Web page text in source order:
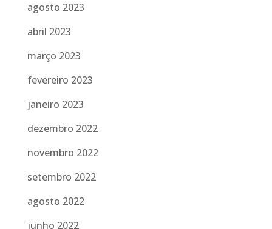
agosto 2023
abril 2023
março 2023
fevereiro 2023
janeiro 2023
dezembro 2022
novembro 2022
setembro 2022
agosto 2022
junho 2022